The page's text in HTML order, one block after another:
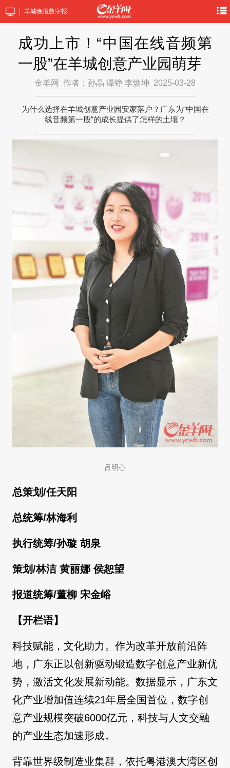
羊城晚报数字报
成功上市！“中国在线音频第
一股”在羊城创意产业园萌芽
金羊网 作者：孙晶 谭铮 李焕坤 2025-03-28
为什么选择在羊城创意产业园安家落户？广东为“中国在
线音频第一股”的成长提供了怎样的土壤？
吕明心
总策划/任天阳
总统筹/林海利
执行统筹/孙璇 胡泉
策划/林洁 黄丽娜 侯恕望
报道统筹/董柳 宋金峪
【开栏语】
科技赋能，文化助力。作为改革开放前沿阵
地，广东正以创新驱动锻造数字创意产业新优
势，激活文化发展新动能。数据显示，广东文
化产业增加值连续21年居全国首位，数字创
意产业规模突破6000亿元，科技与人文交融
的产业生态加速形成。
背靠世界级制造业集群，依托粤港澳大湾区创